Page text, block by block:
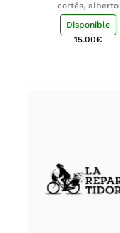
cortés, alberto
Disponible
15.00€